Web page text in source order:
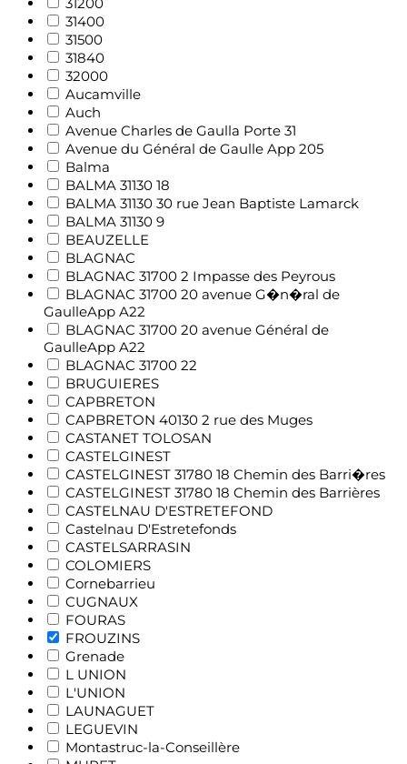
31400
31500
31840
32000
Aucamville
Auch
Avenue Charles de Gaulla Porte 31
Avenue du Général de Gaulle App 205
Balma
BALMA 31130 18
BALMA 31130 30 rue Jean Baptiste Lamarck
BALMA 31130 9
BEAUZELLE
BLAGNAC
BLAGNAC 31700 2 Impasse des Peyrous
BLAGNAC 31700 20 avenue G�n�ral de
GaulleApp A22
BLAGNAC 31700 20 avenue Général de
GaulleApp A22
BLAGNAC 31700 22
BRUGUIERES
CAPBRETON
CAPBRETON 40130 2 rue des Muges
CASTANET TOLOSAN
CASTELGINEST
CASTELGINEST 31780 18 Chemin des Barri�res
CASTELGINEST 31780 18 Chemin des Barrières
CASTELNAU D'ESTRETEFOND
Castelnau D'Estretefonds
CASTELSARRASIN
COLOMIERS
Cornebarrieu
CUGNAUX
FOURAS
FROUZINS
Grenade
L UNION
L'UNION
LAUNAGUET
LEGUEVIN
Montastruc-la-Conseillère